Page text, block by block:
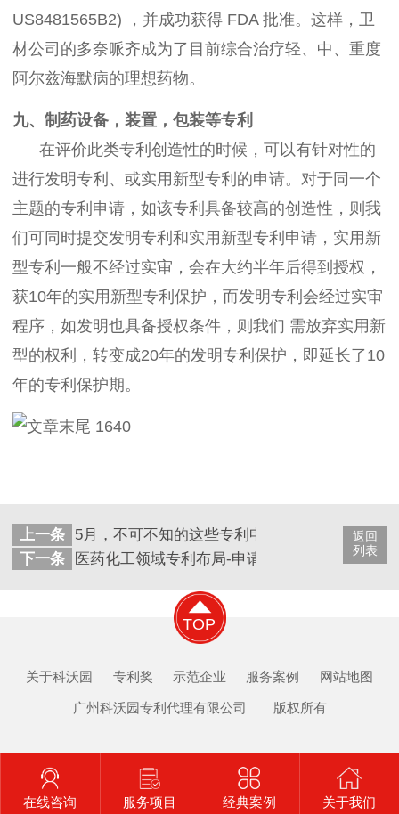
US8481565B2) ，并成功获得 FDA 批准。这样，卫
材公司的多奈哌齐成为了目前综合治疗轻、中、重度
阿尔兹海默病的理想药物。
九、制药设备，装置，包装等专利
在评价此类专利创造性的时候，可以有针对性的
进行发明专利、或实用新型专利的申请。对于同一个
主题的专利申请，如该专利具备较高的创造性，则我
们可同时提交发明专利和实用新型专利申请，实用新
型专利一般不经过实审，会在大约半年后得到授权，
获10年的实用新型专利保护，而发明专利会经过实审
程序，如发明也具备授权条件，则我们 需放弃实用新
型的权利，转变成20年的发明专利保护，即延长了10
年的专利保护期。
返回
列表
上一条
5月，不可不知的这些专利申请和专利转让的形
下一条
医药化工领域专利布局-申请时机
TOP
关于科沃园 专利奖 示范企业 服务案例 网站地图
广州科沃园专利代理有限公司 版权所有
在线咨询 服务项目 经典案例 关于我们